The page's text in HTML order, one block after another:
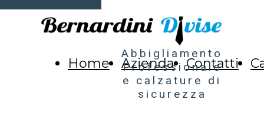
Abbigliamento
Professionale
e calzature di
sicurezza
Home Azienda Contatti